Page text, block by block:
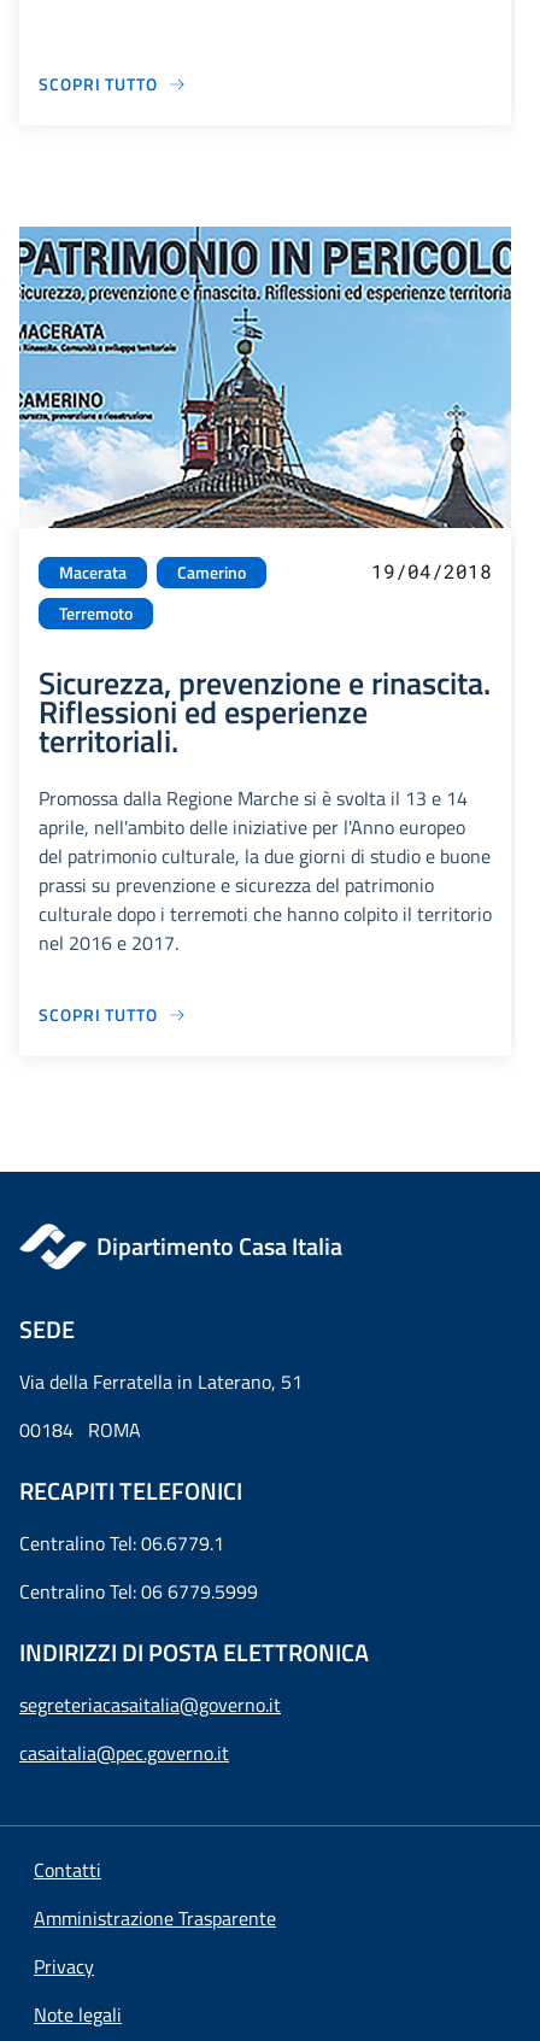
SCOPRI TUTTO
Macerata
Camerino
Terremoto
19/04/2018
Sicurezza, prevenzione e rinascita.
Riflessioni ed esperienze
territoriali.
Promossa dalla Regione Marche si è svolta il 13 e 14
aprile, nell'ambito delle iniziative per l'Anno europeo
del patrimonio culturale, la due giorni di studio e buone
prassi su prevenzione e sicurezza del patrimonio
culturale dopo i terremoti che hanno colpito il territorio
nel 2016 e 2017.
SCOPRI TUTTO
Dipartimento Casa Italia
SEDE
Via della Ferratella in Laterano, 51
00184 ROMA
RECAPITI TELEFONICI
Centralino Tel: 06.6779.1
Centralino Tel: 06 6779.5999
INDIRIZZI DI POSTA ELETTRONICA
segreteriacasaitalia@governo.it
casaitalia@pec.governo.it
Contatti
Amministrazione Trasparente
Privacy
Note legali